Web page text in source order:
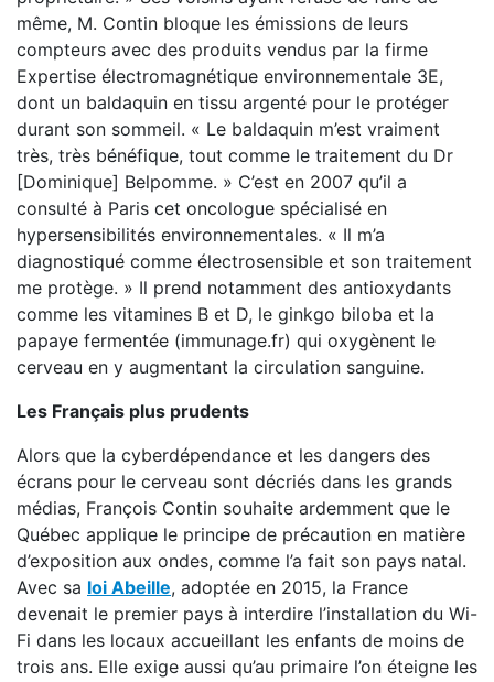
même, M. Contin bloque les émissions de leurs
compteurs avec des produits vendus par la firme
Expertise électromagnétique environnementale 3E,
dont un baldaquin en tissu argenté pour le protéger
durant son sommeil. « Le baldaquin m’est vraiment
très, très bénéfique, tout comme le traitement du Dr
[Dominique] Belpomme. » C’est en 2007 qu’il a
consulté à Paris cet oncologue spécialisé en
hypersensibilités environnementales. « Il m’a
diagnostiqué comme électrosensible et son traitement
me protège. » Il prend notamment des antioxydants
comme les vitamines B et D, le ginkgo biloba et la
papaye fermentée (immunage.fr) qui oxygènent le
cerveau en y augmentant la circulation sanguine.
Les Français plus prudents
Alors que la cyberdépendance et les dangers des
écrans pour le cerveau sont décriés dans les grands
médias, François Contin souhaite ardemment que le
Québec applique le principe de précaution en matière
d’exposition aux ondes, comme l’a fait son pays natal.
Avec sa loi Abeille, adoptée en 2015, la France
devenait le premier pays à interdire l’installation du Wi-
Fi dans les locaux accueillant les enfants de moins de
trois ans. Elle exige aussi qu’au primaire l’on éteigne les